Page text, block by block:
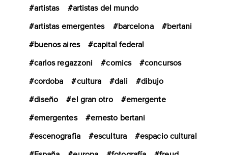
artistas
artistas del mundo
artistas emergentes
barcelona
bertani
buenos aires
capital federal
carlos regazzoni
comics
concursos
cordoba
cultura dali
dibujo
diseño
el gran otro
emergente
emergentes
ernesto bertani
escenografia
escultura
espacio cultural